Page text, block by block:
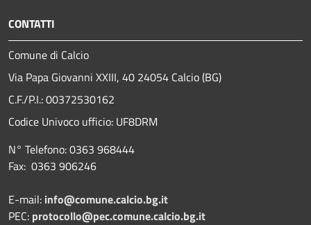
CONTATTI
Comune di Calcio
Via Papa Giovanni XXIII, 40 24054 Calcio (BG)
C.F./P.I.: 00372530162
Codice Univoco ufficio: UF8DRM
N° Telefono: 0363 968444
Fax: 0363 906246
E-mail: info@comune.calcio.bg.it
PEC: protocollo@pec.comune.calcio.bg.it